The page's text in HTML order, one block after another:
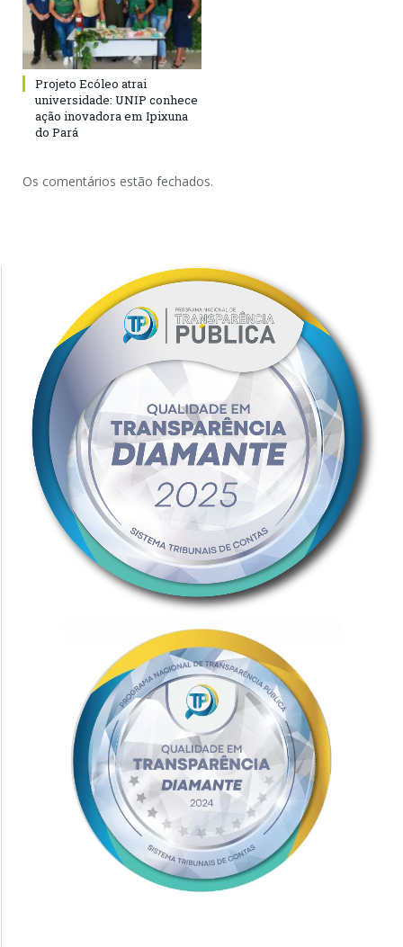
Projeto Ecóleo atrai
universidade: UNIP conhece
ação inovadora em Ipixuna
do Pará
Os comentários estão fechados.